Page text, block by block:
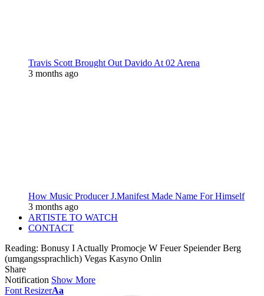
Travis Scott Brought Out Davido At 02 Arena
3 months ago
How Music Producer J.Manifest Made Name For Himself
3 months ago
ARTISTE TO WATCH
CONTACT
Reading: Bonusy I Actually Promocje W Feuer Speiender Berg
(umgangssprachlich) Vegas Kasyno Onlin
Share
Notification Show More
Font ResizerAa